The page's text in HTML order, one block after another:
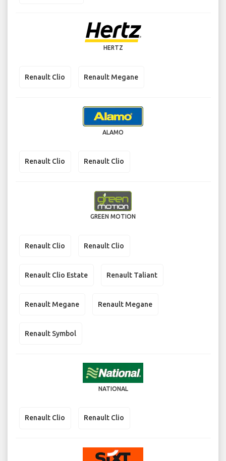
HERTZ
Renault Clio Renault Megane
ALAMO
Renault Clio Renault Clio
GREEN MOTION
Renault Clio Renault Clio
Renault Clio Estate Renault Taliant
Renault Megane Renault Megane
Renault Symbol
NATIONAL
Renault Clio Renault Clio